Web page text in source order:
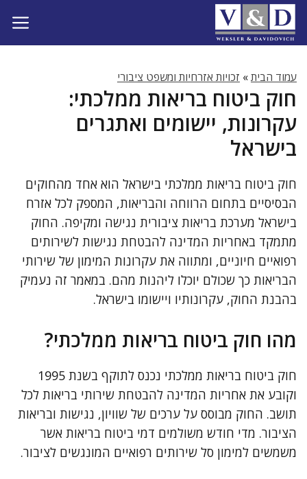
לדלג
לתוכן
עמוד הבית» זכויות אזרחיות ומשפט ציבורי
חוק ביטוח בריאות ממלכתי:
עקרונות, יישומים ואתגרים
בישראל
חוק ביטוח בריאות ממלכתי בישראל הוא אחד מהחוקים
הבסיסיים בתחום הרווחה והבריאות, המספק לכל אזרח
בישראל מערכת בריאות ציבורית נגישה ומקיפה. החוק
מתמקד באחריות המדינה להבטחת נגישות לשירותים
רפואיים חיוניים, ומתווה את עקרונות המימון של שירותי
הבריאות כך שכולם יוכלו ליהנות מהם. במאמר זה נעמיק
בהבנת החוק, עקרונותיו ויישומו בישראל.
מהו חוק ביטוח בריאות ממלכתי?
חוק ביטוח בריאות ממלכתי נכנס לתוקף בשנת 1995
וקובע את אחריות המדינה להבטחת שירותי בריאות לכל
תושב. החוק מבוסס על ערכים של שוויון, נגישות ובריאות
הציבור. מדי חודש משולמים דמי ביטוח בריאות אשר
משמשים למימון סל שירותים רפואיים המונגשים לציבור.